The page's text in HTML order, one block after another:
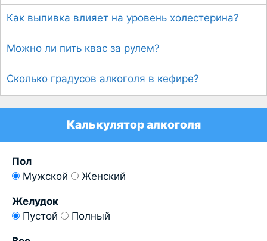
Как выпивка влияет на уровень холестерина?
Можно ли пить квас за рулем?
Сколько градусов алкоголя в кефире?
Калькулятор алкоголя
Пол
Мужской
Женский
Желудок
Пустой
Полный